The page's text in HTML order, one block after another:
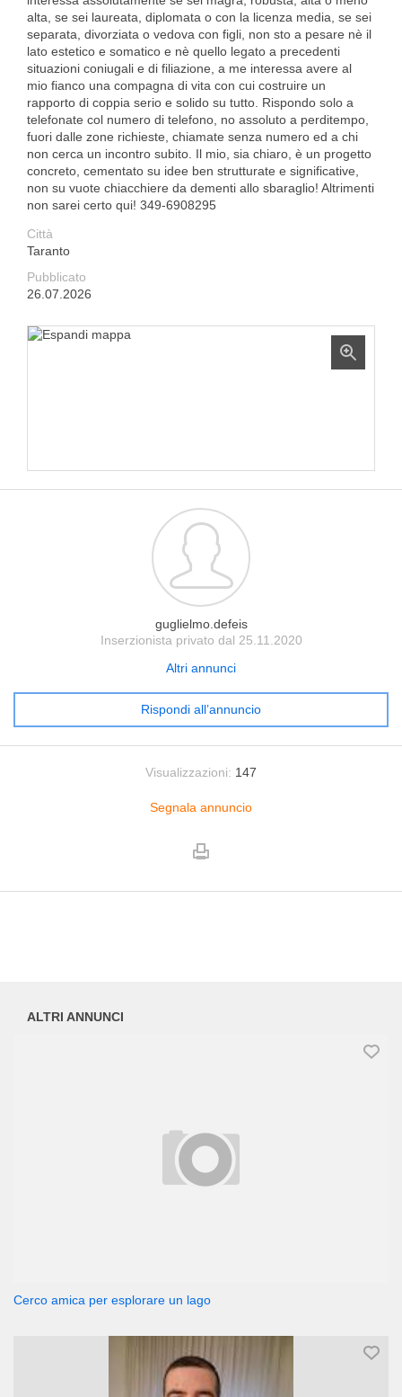
alta, se sei laureata, diplomata o con la licenza media, se sei
separata, divorziata o vedova con figli, non sto a pesare nè il
lato estetico e somatico e nè quello legato a precedenti
situazioni coniugali e di filiazione, a me interessa avere al
mio fianco una compagna di vita con cui costruire un
rapporto di coppia serio e solido su tutto. Rispondo solo a
telefonate col numero di telefono, no assoluto a perditempo,
fuori dalle zone richieste, chiamate senza numero ed a chi
non cerca un incontro subito. Il mio, sia chiaro, è un progetto
concreto, cementato su idee ben strutturate e significative,
non su vuote chiacchiere da dementi allo sbaraglio! Altrimenti
non sarei certo qui! 349-6908295
Città
Taranto
Pubblicato
26.07.2026
guglielmo.defeis
Inserzionista privato dal 25.11.2020
Altri annunci
Rispondi all’annuncio
Visualizzazioni: 147
Segnala annuncio
ALTRI ANNUNCI
Cerco amica per esplorare un lago